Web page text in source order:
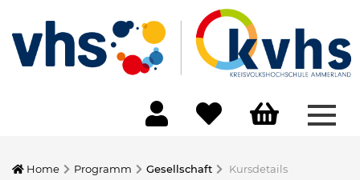
Home Programm Gesellschaft Kursdetails